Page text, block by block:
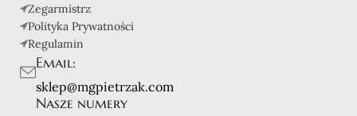
Zegarmistrz
Polityka Prywatności
Regulamin
Email:
sklep@mgpietrzak.com
Nasze numery